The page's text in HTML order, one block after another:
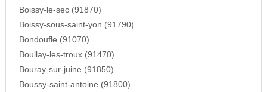
Boissy-le-sec (91870)
Boissy-sous-saint-yon (91790)
Bondoufle (91070)
Boullay-les-troux (91470)
Bouray-sur-juine (91850)
Boussy-saint-antoine (91800)